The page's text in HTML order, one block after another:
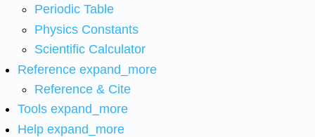
Periodic Table
Physics Constants
Scientific Calculator
Reference expand_more
Reference & Cite
Tools expand_more
Help expand_more